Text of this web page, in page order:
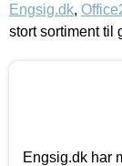
Engsig.dk,
stort sortiment til
Engsig.dk har